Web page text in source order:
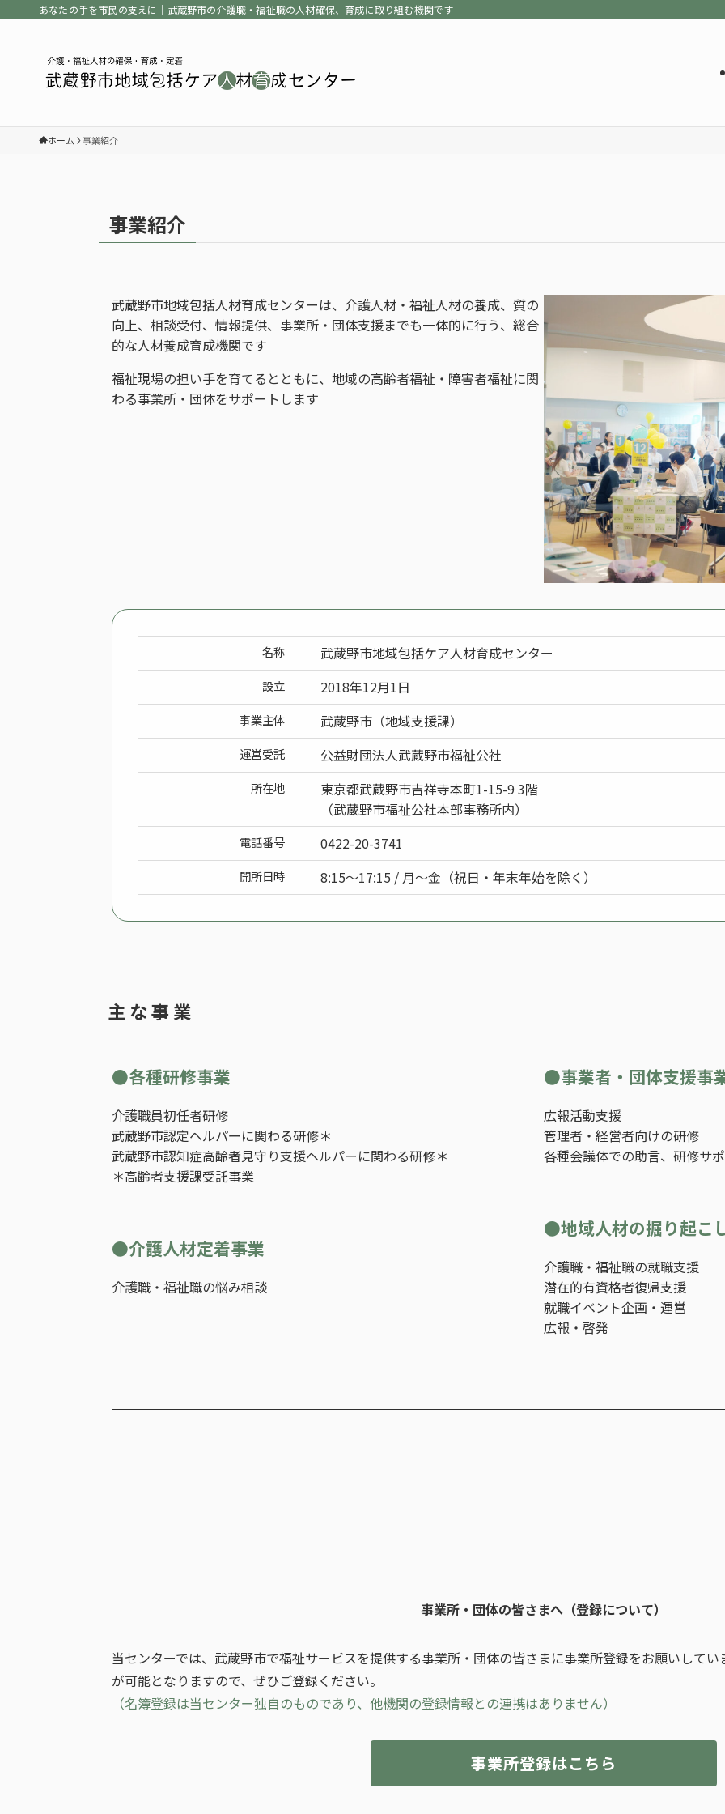
あなたの手を市民の支えに｜武蔵野市の介護職・福祉職の人材確保、育成に取り組む機関です
ホーム 事業紹介
事業紹介
武蔵野市地域包括人材育成センターは、介護人材・福祉人材の養成、質の
向上、相談受付、情報提供、事業所・団体支援までも一体的に行う、総合
的な人材養成育成機関です
福祉現場の担い手を育てるとともに、地域の高齢者福祉・障害者福祉に関
わる事業所・団体をサポートします
名称 武蔵野市地域包括ケア人材育成センター
設立 2018年12月1日
事業主体 武蔵野市（地域支援課）
運営受託 公益財団法人武蔵野市福祉公社
所在地
東京都武蔵野市吉祥寺本町1-15-9 3階
（武蔵野市福祉公社本部事務所内）
電話番号 0422-20-3741
開所日時 8:15～17:15 / 月～金（祝日・年末年始を除く）
主 な 事 業
●各種研修事業
介護職員初任者研修
武蔵野市認定ヘルパーに関わる研修＊
武蔵野市認知症高齢者見守り支援ヘルパーに関わる研修＊
＊高齢者支援課受託事業
●介護人材定着事業
介護職・福祉職の悩み相談
●事業者・団体支援事
広報活動支援
管理者・経営者向けの研修
各種会議体での助言、研修サ
●地域人材の掘り起こ
介護職・福祉職の就職支援
潜在的有資格者復帰支援
就職イベント企画・運営
広報・啓発
事業所・団体の皆さまへ（登録について）
当センターでは、武蔵野市で福祉サービスを提供する事業所・団体の皆さまに事業所登録をお願いして
が可能となりますので、ぜひご登録ください。
（名簿登録は当センター独自のものであり、他機関の登録情報との連携はありません）
事業所登録はこちら